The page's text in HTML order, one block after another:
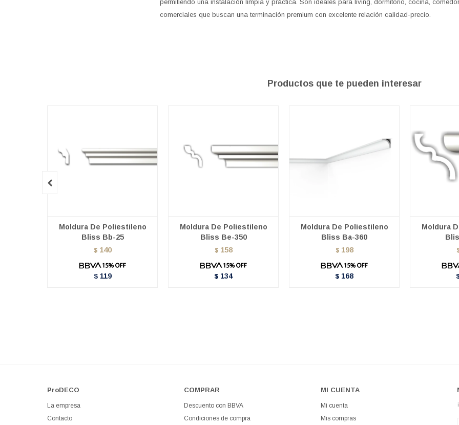
permitiendo una instalación limpia y práctica. Son ideales para living, dormitorio, cocina,
comerciales que buscan una terminación premium con excelente relación calidad-precio.
Productos que te pueden interesar
Moldura De Poliestileno
Bliss Bb-25
$ 140
$ 119
Moldura De Poliestileno
Bliss Be-350
$ 158
$ 134
Moldura De Poliestileno
Bliss Ba-360
$ 198
$ 168
Moldura

ProDECO
La empresa
Contacto
COMPRAR
Descuento con BBVA
Condiciones de compra
MI CUENTA
Mi cuenta
Mis compras